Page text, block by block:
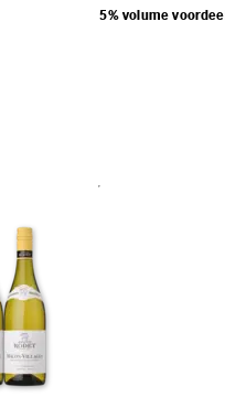
5% volume voordeel